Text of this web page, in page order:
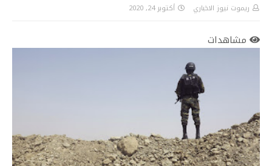
ريموت نيوز الاخباري أكتوبر 24, 2020
مشاهدات